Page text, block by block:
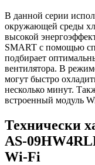
В данной серии
окружающей среды
высокой
SMART с помощью
подбирает
вентилятора. В
могут быстро
несколько минут.
встроенный модуль
Технически
AS-
Wi-Fi